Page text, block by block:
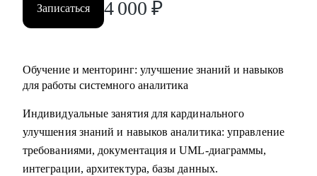
Записаться 4 000 ₽
Обучение и менторинг: улучшение знаний и навыков
для работы системного аналитика
Индивидуальные занятия для кардинального
улучшения знаний и навыков аналитика: управление
требованиями, документация и UML-диаграммы,
интеграции, архитектура, базы данных.